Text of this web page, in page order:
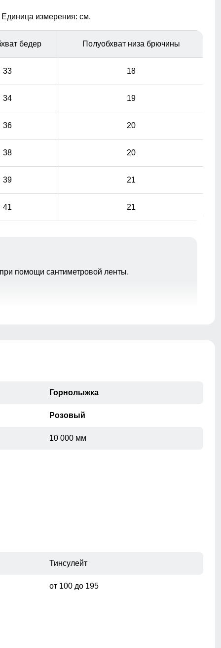
Съемная спинка позволяет снять бретели при
необходимости. Полукомбинезон легко превратится в
удобные брюки.
Единица измерения: см.
бедер Полуобхват низа брючины
33 18
34 19
36 20
38 20
39 21
41 21
помощи сантиметровой ленты.
Горнолыжка
Розовый
10 000 мм
Тинсулейт
от 100 до 195